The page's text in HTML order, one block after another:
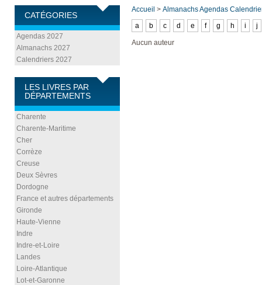
CATÉGORIES
Agendas 2027
Almanachs 2027
Calendriers 2027
LES LIVRES PAR
DÉPARTEMENTS
Charente
Charente-Maritime
Cher
Corrèze
Creuse
Deux Sèvres
Dordogne
France et autres départements
Gironde
Haute-Vienne
Indre
Indre-et-Loire
Landes
Loire-Atlantique
Lot-et-Garonne
Accueil > Almanachs Agendas
a
b c d e f g h i j
Aucun auteur